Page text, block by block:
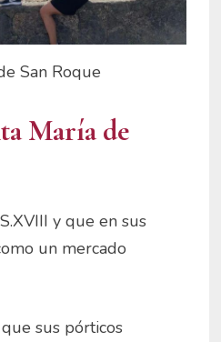
San Roque
María de
y que en sus
un mercado
sus pórticos